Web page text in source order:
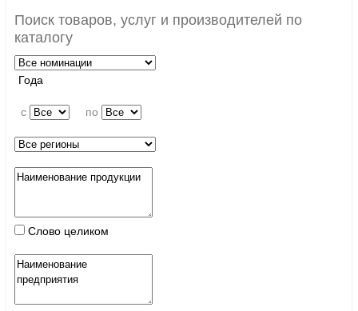
Поиск товаров, услуг и производителей по
каталогу
Года
c по
Слово целиком